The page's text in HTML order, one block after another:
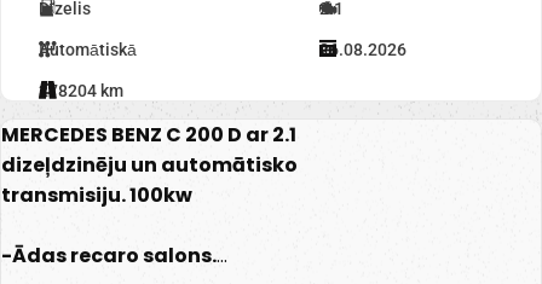
Dīzelis 2.1
Automātiskā 26.08.2026
278204 km
MERCEDES BENZ C 200 D ar 2.1
dizeļdzinēju un automātisko
transmisiju. 100kw
-Ādas recaro salons.